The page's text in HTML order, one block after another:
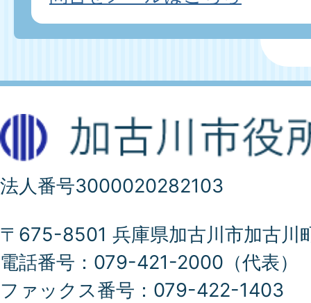
法人番号3000020282103
〒675-8501 兵庫県加古川市加古川
電話番号：079-421-2000（代表）
ファックス番号：079-422-1403